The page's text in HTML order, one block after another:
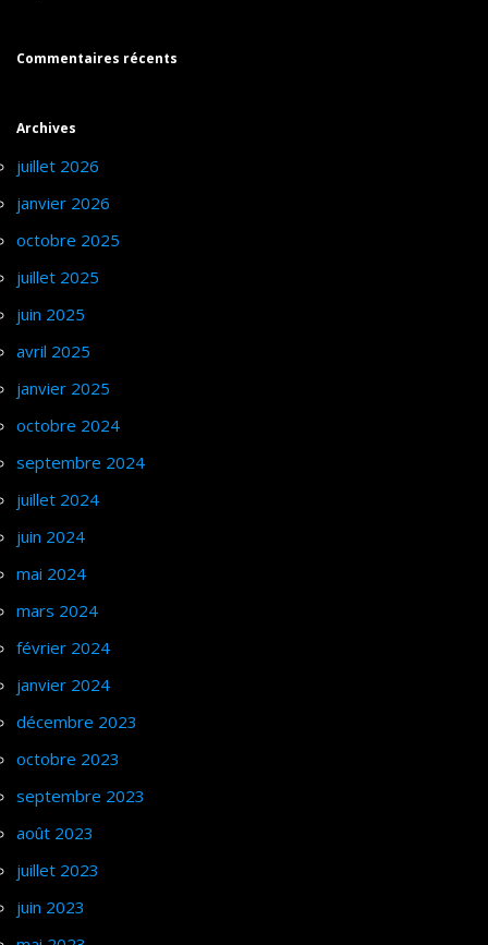
Commentaires récents
Archives
juillet 2026
janvier 2026
octobre 2025
juillet 2025
juin 2025
avril 2025
janvier 2025
octobre 2024
septembre 2024
juillet 2024
juin 2024
mai 2024
mars 2024
février 2024
janvier 2024
décembre 2023
octobre 2023
septembre 2023
août 2023
juillet 2023
juin 2023